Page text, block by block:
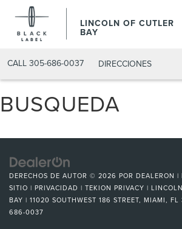
LINCOLN OF CUTLER
BAY
CALL 305-686-0037 DIRECCIONES
BUSQUEDA
DERECHOS DE AUTOR © 2026 POR DEALERON |
SITIO | PRIVACIDAD | TEKION PRIVACY |
BAY | 11020 SOUTHWEST 186 STREET, MIAMI, FL
686-0037